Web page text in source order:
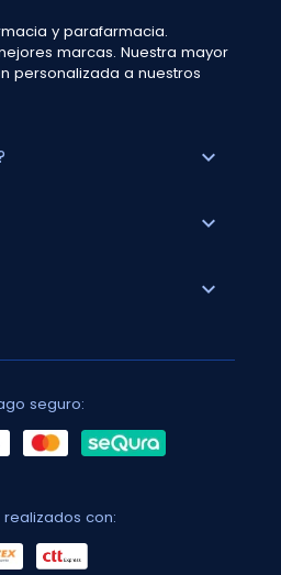
y parafarmacia.
marcas. Nuestra mayor
personalizada a nuestros
expand_more
expand_more
expand_more
seguro:
realizados con: